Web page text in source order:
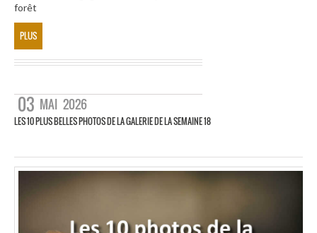
forêt
PLUS
03 MAI 2026
LES 10 PLUS BELLES PHOTOS DE LA GALERIE DE LA SEMAINE 18